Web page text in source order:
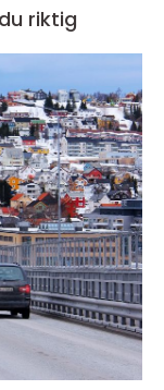
riktig